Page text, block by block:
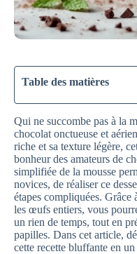
Table des matières
Qui ne succombe pas à la
chocolat onctueuse et
riche et sa texture légère,
bonheur des amateurs de
simplifiée de la mousse
novices, de réaliser ce
étapes compliquées. Grâce
les œufs entiers, vous
un rien de temps, tout en
papilles. Dans cet article,
cette recette bluffante en